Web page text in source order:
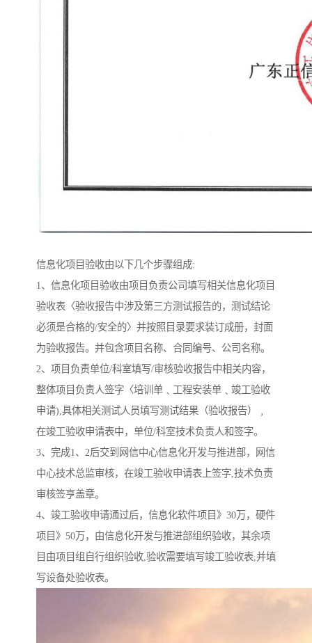
信息化项目验收由以下几个步骤组成:
1、信息化项目验收由项目负责公司填写相关信息化项目
验收表〈验收报告中涉及第三方测试报告的，测试结论
必须是合格的/安全的〉并按照目录要求装订成册，封面
为验收报告。并包含项目名称、合同编号、公司名称。
2、项目负责单位/科室填写/审核验收报告中相关内容，
整体项目负责人签字〈培训单﹑工程安装单﹑竣工验收
申请),具体相关测试人员填写测试结果（验收报告）﹐
在竣工验收申请表中，单位/科室技术负责人和签字。
3、完成1、2后交到网信中心信息化开发与推进部，网信
中心技术总监审核，在竣工验收申请表上签字,技术负责
审核签亨盖章。
4、竣工验收申请通过后，信息化软件项目》30万，硬件
项目》50万，由信息化开发与推进部组织验收，其余项
目由项目组自行组织验收,验收需要填写竣工验收表,并填
写设备处验收表。